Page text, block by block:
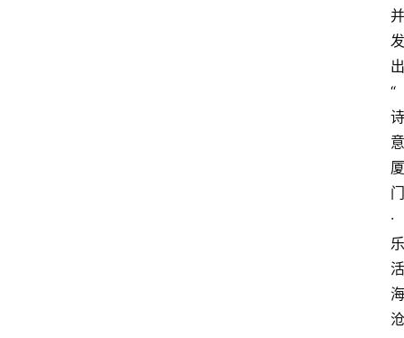
并
发
出
“
诗
意
厦
门
·
乐
活
海
沧